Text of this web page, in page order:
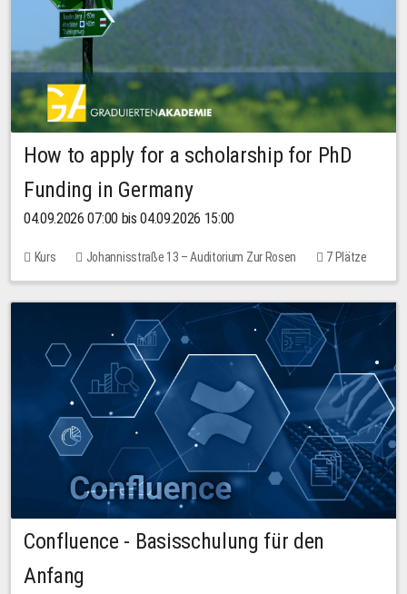
How to apply for a scholarship for PhD
Funding in Germany
04.09.2026 07:00 bis 04.09.2026 15:00
Kurs Johannisstraße 13 – Auditorium Zur Rosen
7 Plätze
10,00 EUR
Confluence - Basisschulung für den
Anfang